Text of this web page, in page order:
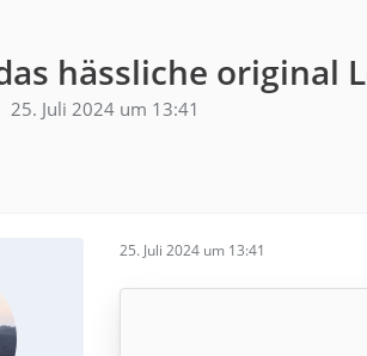
hässliche original
25. Juli 2024 um 13:41
25. Juli 2024 um 13:41